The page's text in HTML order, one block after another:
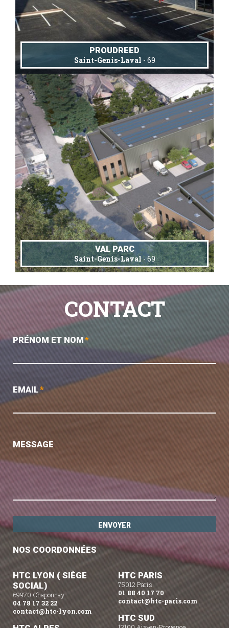
PROUDREED
Saint-Genis-Laval - 69
VAL PARC
Saint-Genis-Laval- 69
CONTACT
PRÉNOM ET NOM*
EMAIL*
MESSAGE
NOS COORDONNÉES
HTC LYON ( SIÈGE
SOCIAL)
69970 Chaponnay
04 78 17 32 22
contact@htc-lyon.com
HTC PARIS
75012 Paris
01 88 40 17 70
contact@htc-paris.com
HTC SUD